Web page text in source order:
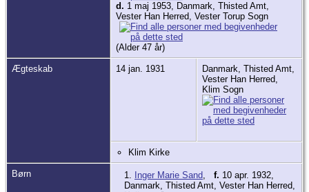
d. 1 maj 1953, Danmark, Thisted Amt,
Vester Han Herred, Vester Torup Sogn
(Alder 47 år)
Ægteskab 14 jan. 1931
Danmark, Thisted Amt,
Vester Han Herred,
Klim Sogn
Klim Kirke
Børn 1. Inger Marie Sand, f. 10 apr. 1932,
Danmark, Thisted Amt, Vester Han Herred,